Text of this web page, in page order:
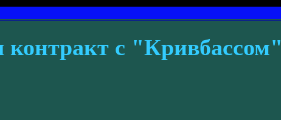
с "Кривбассом"